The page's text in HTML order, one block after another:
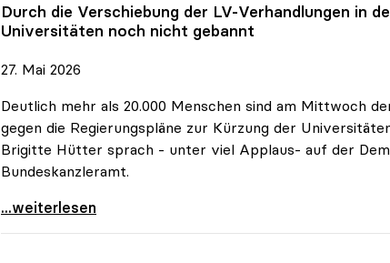
Durch die Verschiebung der LV-Verhandlungen in
Universitäten noch nicht gebannt
27. Mai 2026
Deutlich mehr als 20.000 Menschen sind am Mittwoch
gegen die Regierungspläne zur Kürzung der
Brigitte Hütter sprach - unter viel Applaus- auf der
Bundeskanzleramt.
\"Wir nehmen es nicht hin\": Rede von
...weiterlesen